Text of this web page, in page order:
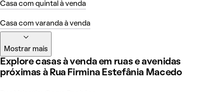
Casa com quintal à venda
Casa com varanda à venda
Mostrar mais
Explore casas à venda em ruas e avenidas
próximas à Rua Firmina Estefânia Macedo